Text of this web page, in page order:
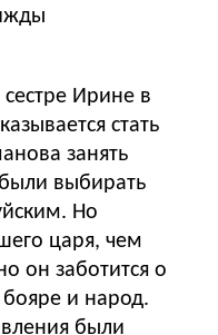
Ирине в
стать
занять
выбирать
Но
царя, чем
он заботится о
и народ.
были